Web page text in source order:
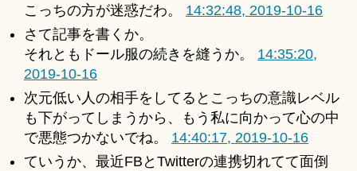
こっちの方が迷惑だわ。 14:32:48, 2019-10-16
さて記事を書くか。
それともドール服の続きを縫うか。 14:35:20,
2019-10-16
次元低い人の相手をしてるとこっちの意識レベル
も下がってしまうから、もう私に向かって心の中
で悪態つかないでね。 14:40:17, 2019-10-16
ていうか、最近FBとTwitterの連携切れてて面倒